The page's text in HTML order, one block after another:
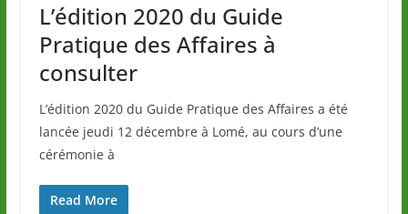
L’édition 2020 du Guide
Pratique des Affaires à
consulter
L’édition 2020 du Guide Pratique des Affaires a été
lancée jeudi 12 décembre à Lomé, au cours d’une
cérémonie à
Read More